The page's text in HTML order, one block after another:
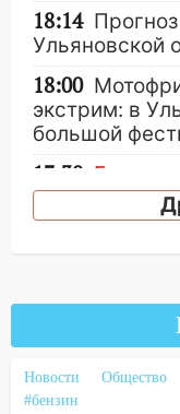
18:14
Ульяновской
18:00
экстрим: в
большой
17:30 Где
августа
Едва
Вешкайме
знакомым
больницей
Новости Общество
#бензин